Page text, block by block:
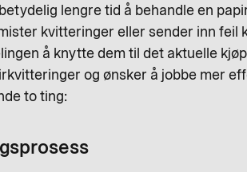
lengre tid å behandle en
kvitteringer eller sender inn feil
å knytte dem til det aktuelle
og ønsker å jobbe mer
to ting: